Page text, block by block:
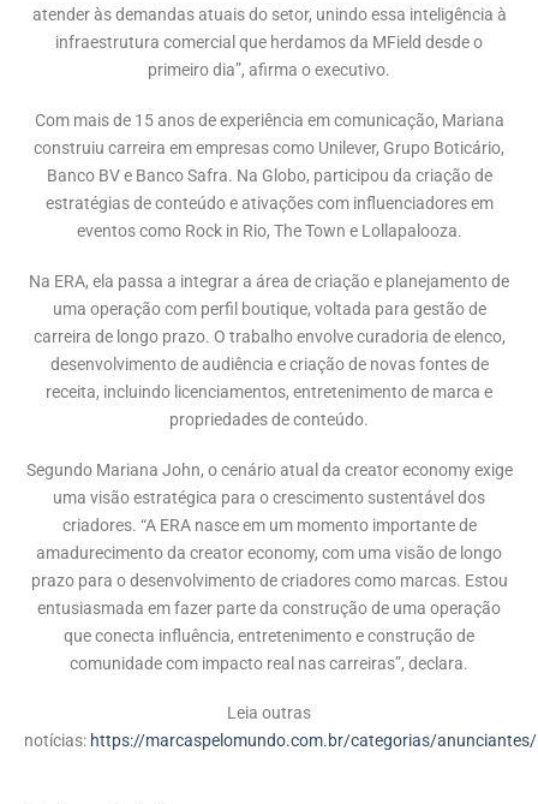
atender às demandas atuais do setor, unindo essa inteligência à
infraestrutura comercial que herdamos da MField desde o
primeiro dia”, afirma o executivo.
Com mais de 15 anos de experiência em comunicação, Mariana
construiu carreira em empresas como Unilever, Grupo Boticário,
Banco BV e Banco Safra. Na Globo, participou da criação de
estratégias de conteúdo e ativações com influenciadores em
eventos como Rock in Rio, The Town e Lollapalooza.
Na ERA, ela passa a integrar a área de criação e planejamento de
uma operação com perfil boutique, voltada para gestão de
carreira de longo prazo. O trabalho envolve curadoria de elenco,
desenvolvimento de audiência e criação de novas fontes de
receita, incluindo licenciamentos, entretenimento de marca e
propriedades de conteúdo.
Segundo Mariana John, o cenário atual da creator economy exige
uma visão estratégica para o crescimento sustentável dos
criadores. “A ERA nasce em um momento importante de
amadurecimento da creator economy, com uma visão de longo
prazo para o desenvolvimento de criadores como marcas. Estou
entusiasmada em fazer parte da construção de uma operação
que conecta influência, entretenimento e construção de
comunidade com impacto real nas carreiras”, declara.
Leia outras
notícias: https://marcaspelomundo.com.br/categorias/anunciantes/